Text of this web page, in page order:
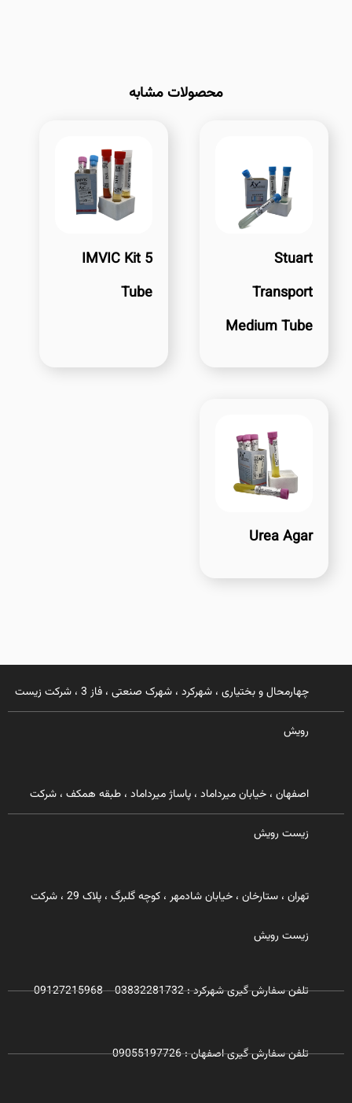
محصولات مشابه
Stuart
Transport
Medium Tube
IMVIC Kit 5
Tube
Urea Agar
چهارمحال و بختیاری ، شهرکرد ، شهرک صنعتی ، فاز 3 ، شرکت زیست
رویش
اصفهان ، خیابان میرداماد ، پاساژ میرداماد ، طبقه همکف ، شرکت
زیست رویش
تهران ، ستارخان ، خیابان شادمهر ، کوچه گلبرگ ، پلاک 29 ، شرکت
زیست رویش
تلفن سفارش گیری شهرکرد : 03832281732 - 09127215968
تلفن سفارش گیری اصفهان : 09055197726